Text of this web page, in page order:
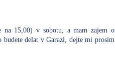
15,00) v sobotu, a mam zajem o
delat v Garazi, dejte mi prosim